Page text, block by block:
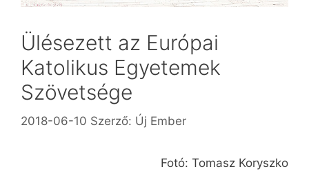
Ülésezett az Európai
Katolikus Egyetemek
Szövetsége
2018-06-10 Szerző: Új Ember
Fotó: Tomasz Koryszko